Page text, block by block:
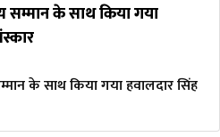
सम्मान के साथ किया गया
के साथ किया गया हवालदार सिंह